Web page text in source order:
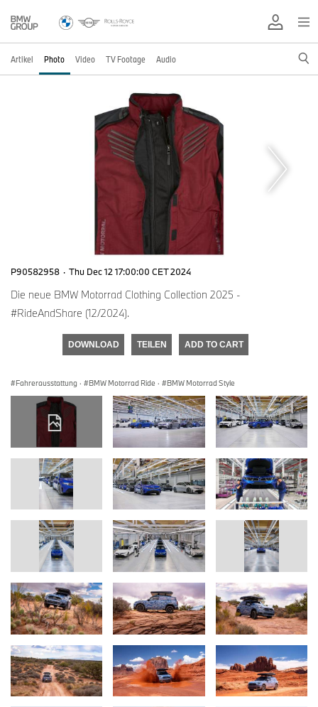
Artikel Photo Video TV Footage Audio
P90582958 · Thu Dec 12 17:00:00 CET 2024
Die neue BMW Motorrad Clothing Collection 2025 -
#RideAndShare (12/2024).
DOWNLOAD TEILEN ADD TO CART
Fahrerausstattung · BMW Motorrad Ride · BMW Motorrad Style